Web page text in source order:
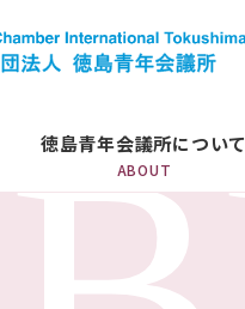
徳島青年会議所について
ABOUT